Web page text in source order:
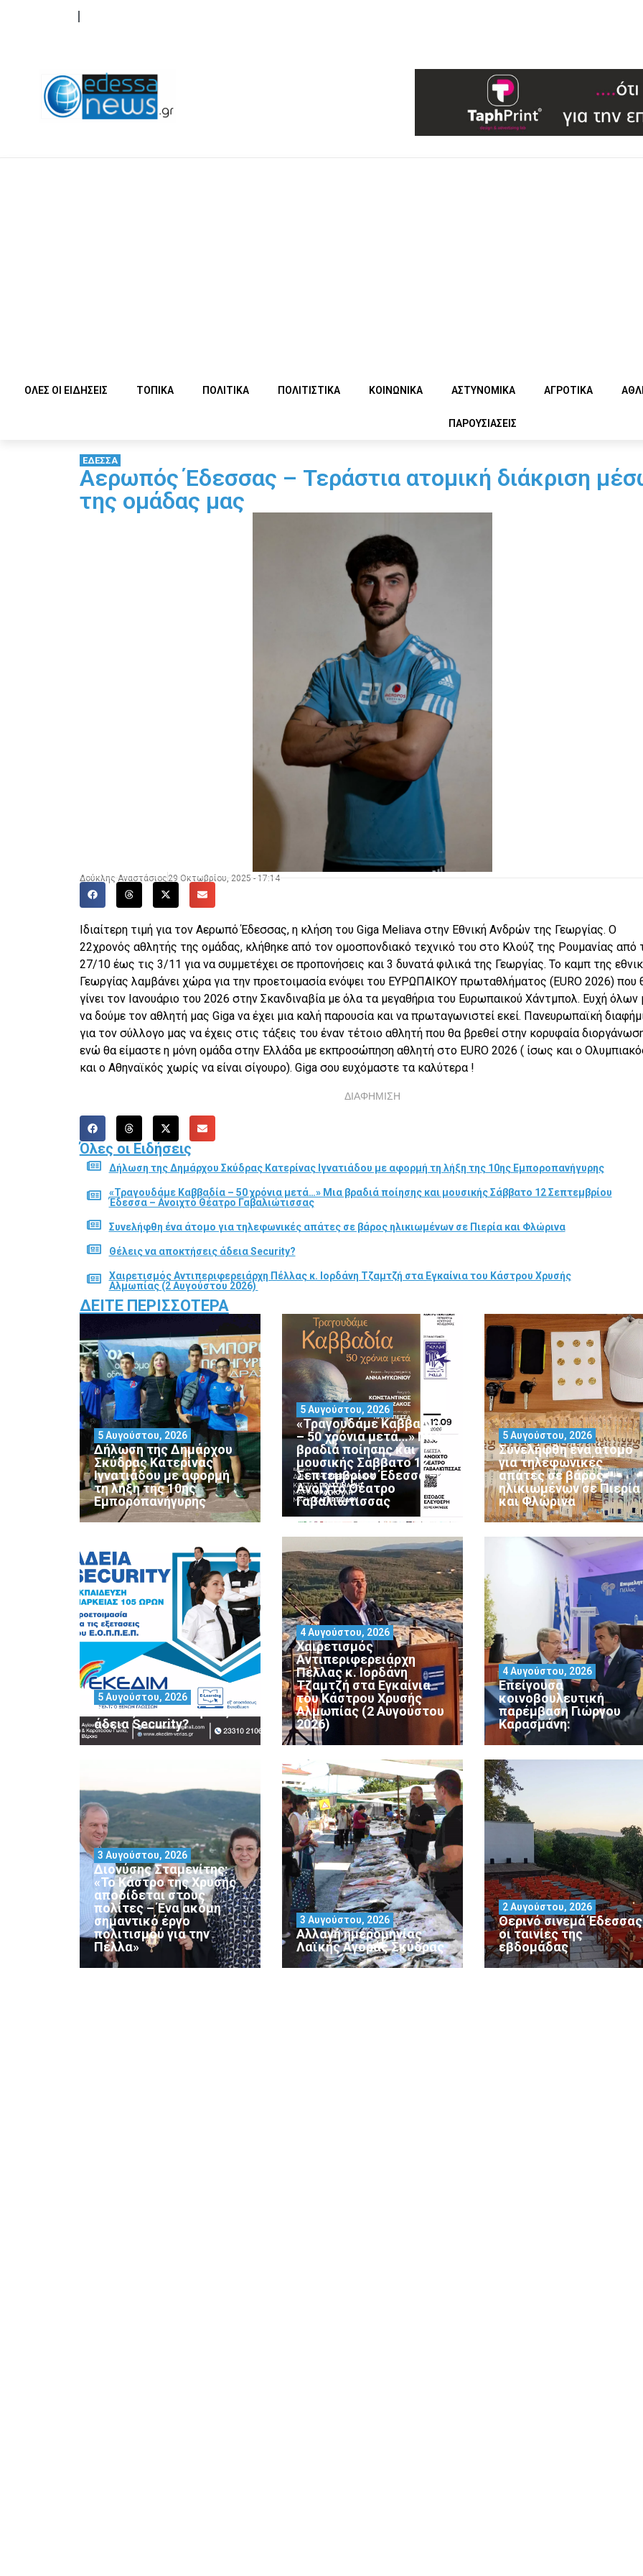
ΟΛΕΣ ΟΙ ΕΙΔΗΣΕΙΣ ΤΟΠΙΚΑ ΠΟΛΙΤΙΚΑ ΠΟΛΙΤΙΣΤΙΚΑ ΚΟΙΝΩΝΙΚΑ ΑΣΤΥΝΟΜΙΚΑ ΑΓΡΟΤΙΚΑ
ΠΑΡΟΥΣΙΑΣΕΙΣ
ΕΔΕΣΣΑ
Αερωπός Έδεσσας – Τεράστια ατομική διάκριση
της ομάδας μας
Δούκλης Αναστάσιος 29 Οκτωβρίου, 2025 - 17:14
Ιδιαίτερη τιμή για τον Αερωπό Έδεσσας, η κλήση του Giga Meliava στην Εθνική Ανδρών της Γεωργίας. Ο
22χρονός αθλητής της ομάδας, κλήθηκε από τον ομοσπονδιακό τεχνικό του στο Κλούζ της Ρουμανίας από
27/10 έως τις 3/11 για να συμμετέχει σε προπονήσεις και 3 δυνατά φιλικά της Γεωργίας. Το καμπ της
Γεωργίας λαμβάνει χώρα για την προετοιμασία ενόψει του ΕΥΡΩΠΑΙΚΟΥ πρωταθλήματος (EURO2026) που
γίνει τον Ιανουάριο του 2026 στην Σκανδιναβία με όλα τα μεγαθήρια του Ευρωπαικού Χάντμπολ. Ευχή όλων
να δούμε τον αθλητή μας Giga να έχει μια καλή παρουσία και να πρωταγωνιστεί εκεί. Πανευρωπαϊκή
για τον σύλλογο μας να έχεις στις τάξεις του έναν τέτοιο αθλητή που θα βρεθεί στην κορυφαία
ενώ θα είμαστε η μόνη ομάδα στην Ελλάδα με εκπροσώπηση αθλητή στο EURO2026 ( ίσως και ο
και ο Αθηναϊκός χωρίς να είναι σίγουρο). Giga σου ευχόμαστε τα καλύτερα !
ΔΙΑΦΗΜΙΣΗ
Όλες οι Ειδήσεις
Δήλωση της Δημάρχου Σκύδρας Κατερίνας Ιγνατιάδου με αφορμή τη λήξη της 10ης Εμποροπανήγυρης
«Τραγουδάμε Καββαδία – 50 χρόνια μετά…» Μια βραδιά ποίησης και μουσικής Σάββατο 12 Σεπτεμβρίου
Έδεσσα – Ανοιχτό Θέατρο Γαβαλιώτισσας
Συνελήφθη ένα άτομο για τηλεφωνικές απάτες σε βάρος ηλικιωμένων σε Πιερία και Φλώρινα
Θέλεις να αποκτήσεις άδεια Security?
Χαιρετισμός Αντιπεριφερειάρχη Πέλλας κ. Ιορδάνη Τζαμτζή στα Εγκαίνια του Κάστρου Χρυσής
Αλμωπίας (2 Αυγούστου 2026)
ΔΕΊΤΕ ΠΕΡΙΣΣΌΤΕΡΑ
Δήλωση της Δημάρχου
Σκύδρας Κατερίνας
Ιγνατιάδου με αφορμή
τη λήξη της 10ης
Εμποροπανήγυρης
5 Αυγούστου, 2026
«Τραγουδάμε Καββαδία
– 50 χρόνια μετά…» Μια
βραδιά ποίησης και
μουσικής Σάββατο 12
Σεπτεμβρίου Έδεσσα –
Ανοιχτό Θέατρο
Γαβαλιώτισσας
5 Αυγούστου, 2026
Συνελήφθη ένα άτομο
για τηλεφωνικές
απάτες σε βάρος
ηλικιωμένων σε Πιερία
και Φλώρινα
5 Αυγούστου, 2026
Θέλεις να αποκτήσεις
άδεια Security?
5 Αυγούστου, 2026
Χαιρετισμός
Αντιπεριφερειάρχη
Πέλλας κ. Ιορδάνη
Τζαμτζή στα Εγκαίνια
του Κάστρου Χρυσής
Αλμωπίας (2 Αυγούστου
2026)
4 Αυγούστου, 2026
Επείγουσα
κοινοβουλευτική
παρέμβαση Γιώργου
Καρασμάνη:
4 Αυγούστου, 2026
Διονύσης Σταμενίτης:
«Το Κάστρο της Χρυσής
αποδίδεται στους
πολίτες – Ένα ακόμη
σημαντικό έργο
πολιτισμού για την
Πέλλα»
3 Αυγούστου, 2026
Αλλαγή ημερομηνίας
Λαϊκής Αγοράς Σκύδρας
3 Αυγούστου, 2026
Θερινό σινεμά
οι ταινίες της
εβδομάδας
2 Αυγούστου, 2026